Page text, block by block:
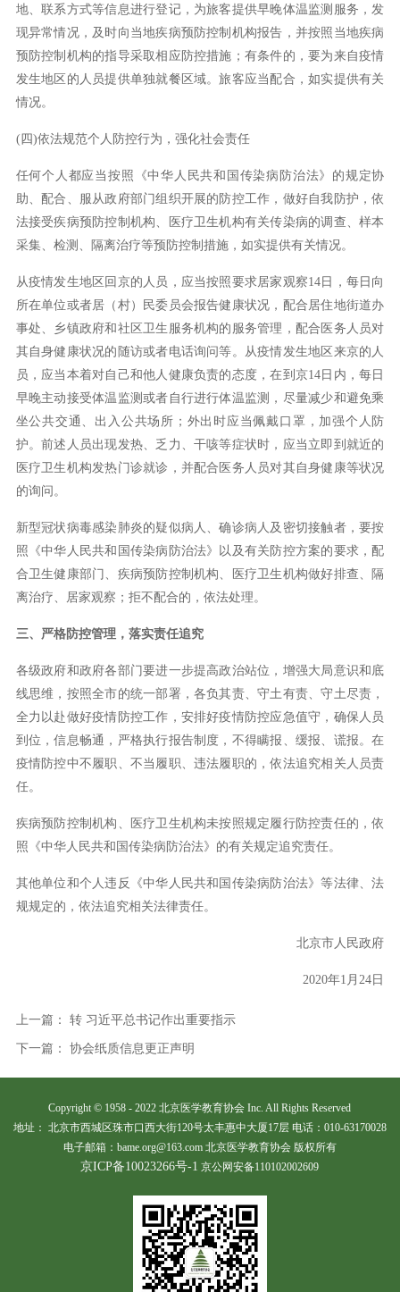
地、联系方式等信息进行登记，为旅客提供早晚体温监测服务，发
现异常情况，及时向当地疾病预防控制机构报告，并按照当地疾病
预防控制机构的指导采取相应防控措施；有条件的，要为来自疫情
发生地区的人员提供单独就餐区域。旅客应当配合，如实提供有关
情况。
(四)依法规范个人防控行为，强化社会责任
任何个人都应当按照《中华人民共和国传染病防治法》的规定协
助、配合、服从政府部门组织开展的防控工作，做好自我防护，依
法接受疾病预防控制机构、医疗卫生机构有关传染病的调查、样本
采集、检测、隔离治疗等预防控制措施，如实提供有关情况。
从疫情发生地区回京的人员，应当按照要求居家观察14日，每日向
所在单位或者居（村）民委员会报告健康状况，配合居住地街道办
事处、乡镇政府和社区卫生服务机构的服务管理，配合医务人员对
其自身健康状况的随访或者电话询问等。从疫情发生地区来京的人
员，应当本着对自己和他人健康负责的态度，在到京14日内，每日
早晚主动接受体温监测或者自行进行体温监测，尽量减少和避免乘
坐公共交通、出入公共场所；外出时应当佩戴口罩，加强个人防
护。前述人员出现发热、乏力、干咳等症状时，应当立即到就近的
医疗卫生机构发热门诊就诊，并配合医务人员对其自身健康等状况
的询问。
新型冠状病毒感染肺炎的疑似病人、确诊病人及密切接触者，要按
照《中华人民共和国传染病防治法》以及有关防控方案的要求，配
合卫生健康部门、疾病预防控制机构、医疗卫生机构做好排查、隔
离治疗、居家观察；拒不配合的，依法处理。
三、严格防控管理，落实责任追究
各级政府和政府各部门要进一步提高政治站位，增强大局意识和底
线思维，按照全市的统一部署，各负其责、守土有责、守土尽责，
全力以赴做好疫情防控工作，安排好疫情防控应急值守，确保人员
到位，信息畅通，严格执行报告制度，不得瞒报、缓报、谎报。在
疫情防控中不履职、不当履职、违法履职的，依法追究相关人员责
任。
疾病预防控制机构、医疗卫生机构未按照规定履行防控责任的，依
照《中华人民共和国传染病防治法》的有关规定追究责任。
其他单位和个人违反《中华人民共和国传染病防治法》等法律、法
规规定的，依法追究相关法律责任。
北京市人民政府
2020年1月24日
上一篇： 转 习近平总书记作出重要指示
下一篇： 协会纸质信息更正声明
Copyright © 1958 - 2022 北京医学教育协会 Inc. All Rights Reserved
地址： 北京市西城区珠市口西大街120号太丰惠中大厦17层 电话：010-63170028
电子邮箱：bame.org@163.com 北京医学教育协会 版权所有
京ICP备10023266号-1 京公网安备110102002609